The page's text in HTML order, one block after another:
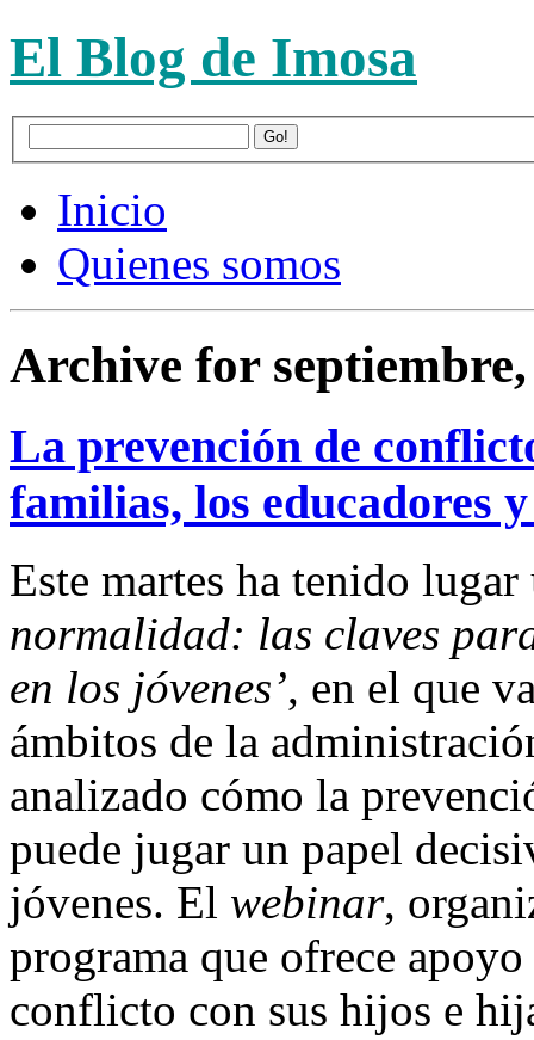
El Blog de Imosa
Inicio
Quienes somos
Archive for septiembre,
La prevención de
familias, los educadores
Este martes ha tenido
normalidad: las claves
en los jóvenes’, en el que
ámbitos de la
analizado cómo la
puede jugar un papel
jóvenes. El webinar,
programa que ofrece
conflicto con sus hijos e